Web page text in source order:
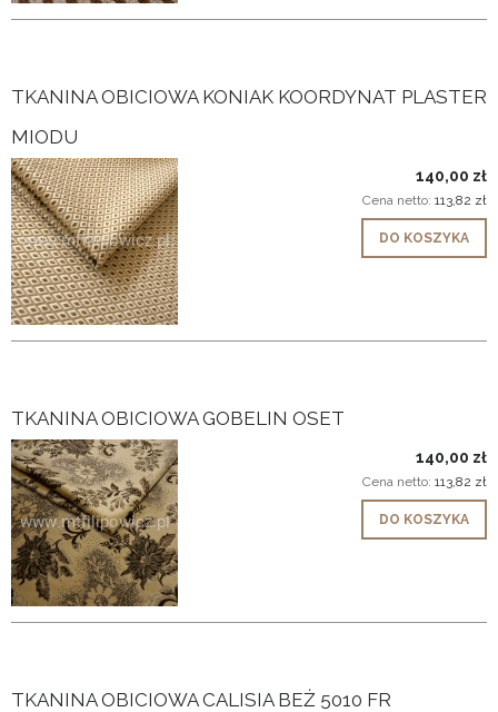
TKANINA OBICIOWA KONIAK KOORDYNAT PLASTER
MIODU
140,00 zł
Cena netto: 113,82 zł
DO KOSZYKA
TKANINA OBICIOWA GOBELIN OSET
140,00 zł
Cena netto: 113,82 zł
DO KOSZYKA
TKANINA OBICIOWA CALISIA BEŻ 5010 FR